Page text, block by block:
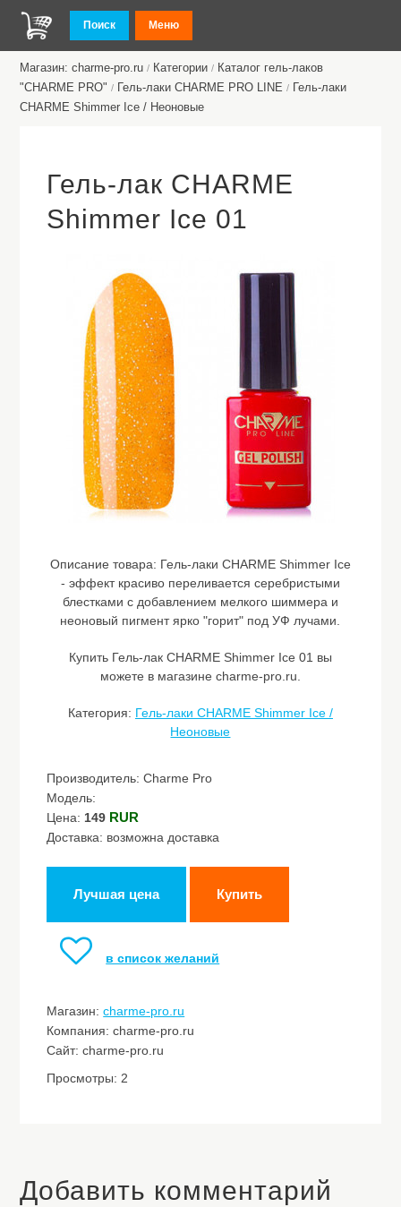
Поиск Меню
Магазин: charme-pro.ru / Категории / Каталог гель-лаков
"CHARME PRO" / Гель-лаки CHARME PRO LINE / Гель-лаки
CHARME Shimmer Ice / Неоновые
Гель-лак CHARME
Shimmer Ice 01
Описание товара: Гель-лаки CHARME Shimmer Ice
- эффект красиво переливается серебристыми
блестками с добавлением мелкого шиммера и
неоновый пигмент ярко "горит" под УФ лучами.
Купить Гель-лак CHARME Shimmer Ice 01 вы
можете в магазине charme-pro.ru.
Категория: Гель-лаки CHARME Shimmer Ice /
Неоновые
Производитель: Charme Pro
Модель:
Цена: 149 RUR
Доставка: возможна доставка
Лучшая цена Купить
в список желаний
Магазин:charme-pro.ru
Компания: charme-pro.ru
Сайт: charme-pro.ru
Просмотры: 2
Добавить комментарий